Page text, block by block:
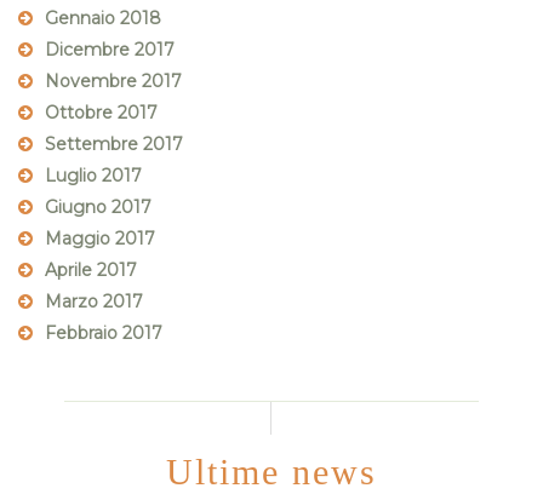
Gennaio 2018
Dicembre 2017
Novembre 2017
Ottobre 2017
Settembre 2017
Luglio 2017
Giugno 2017
Maggio 2017
Aprile 2017
Marzo 2017
Febbraio 2017
Ultime news